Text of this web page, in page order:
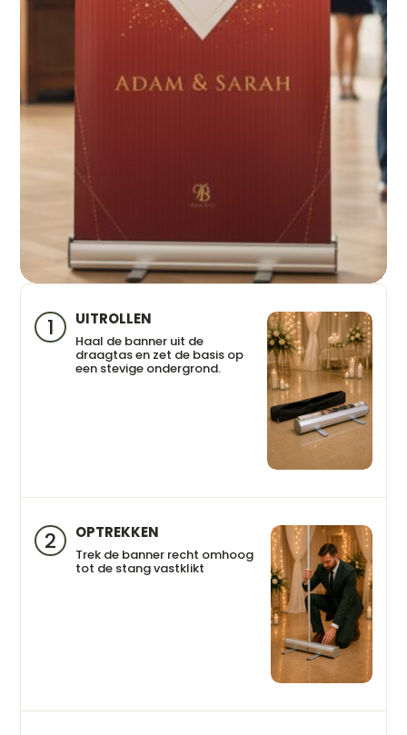
1 UITROLLEN
Haal de banner uit de
draagtas en zet de basis op
een stevige ondergrond.
2 OPTREKKEN
Trek de banner recht omhoog
tot de stang vastklikt